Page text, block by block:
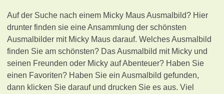
Auf der Suche nach einem Micky Maus Ausmalbild? Hier
drunter finden sie eine Ansammlung der schönsten
Ausmalbilder mit Micky Maus darauf. Welches Ausmalbild
finden Sie am schönsten? Das Ausmalbild mit Micky und
seinen Freunden oder Micky auf Abenteuer? Haben Sie
einen Favoriten? Haben Sie ein Ausmalbild gefunden,
dann klicken Sie darauf und drucken Sie es aus. Viel